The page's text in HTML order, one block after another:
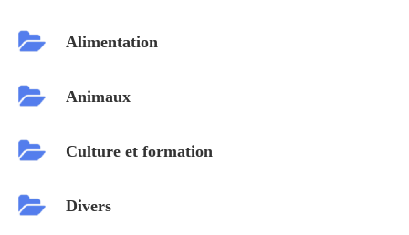
Alimentation
Animaux
Culture et formation
Divers